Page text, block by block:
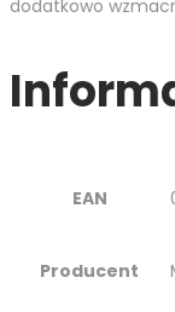
dodatkowo
EAN
Producent